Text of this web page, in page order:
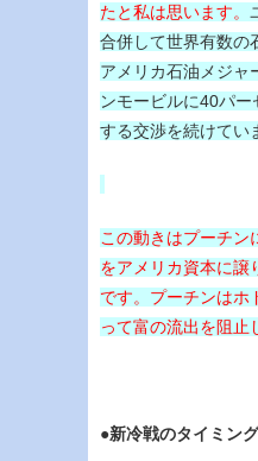
たと私は思います。
合併して世界有数の
アメリカ石油メジャ
ンモービルに40パ
する交渉を続けてい
この動きはプーチン
をアメリカ資本に譲
です。プーチンはホ
って富の流出を阻止
●新冷戦のタイミング